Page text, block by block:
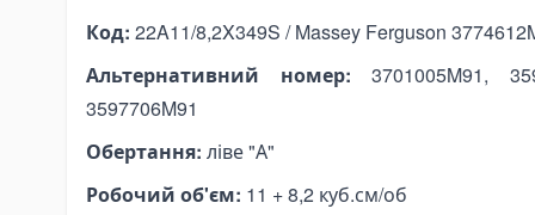
Expanders
на тягачі
гідравлічні баки
баки
для баків
Код: 22A11/8,2X349S / Massey Ferguson
Альтернативний номер: 3701005M91,
3597706M91
Обертання: ліве "А"
Робочий об'єм: 11 + 8,2 куб.см/об